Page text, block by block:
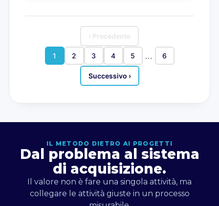
‹ Precedente
1 2 3 4 5 ... 6
Successivo ›
IL METODO DIETRO AI PROGETTI
Dal problema al sistema
di acquisizione.
Il valore non è fare una singola attività, ma
collegare le attività giuste in un processo